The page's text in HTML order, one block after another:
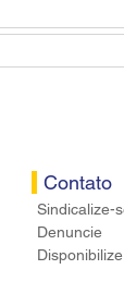
Contato
Sindicalize-
Denuncie